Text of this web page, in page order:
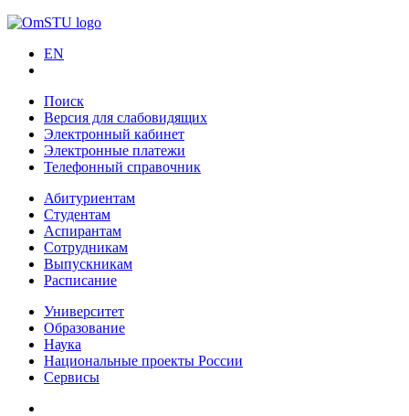
EN
Поиск
Версия для слабовидящих
Электронный кабинет
Электронные платежи
Телефонный справочник
Абитуриентам
Студентам
Аспирантам
Сотрудникам
Выпускникам
Расписание
Университет
Образование
Наука
Национальные проекты России
Сервисы